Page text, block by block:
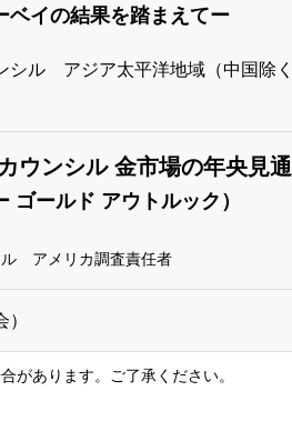
ベイの結果を踏まえてー
シル アジア太平洋地域（中国除
ウンシル 金市場の年央見
ゴールド アウトルック）
ル アメリカ調査責任者
があります。ご了承ください。